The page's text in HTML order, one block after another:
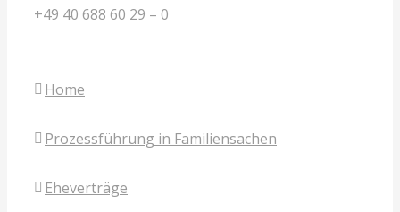
+49 40 688 60 29 – 0
Home
Prozessführung in Familiensachen
Eheverträge